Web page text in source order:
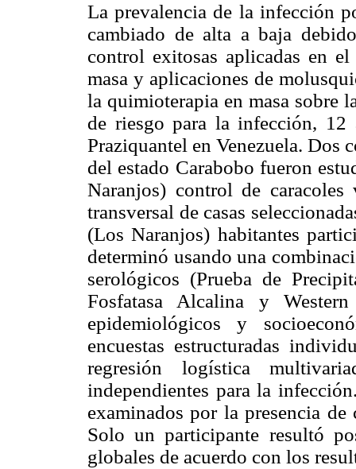
La prevalencia de la infección
cambiado de alta a baja
control exitosas aplicadas en
masa y aplicaciones de
la quimioterapia en masa sobre
de riesgo para la infección,
Praziquantel en Venezuela. Dos
del estado Carabobo fueron
Naranjos) control de
transversal de casas
(Los Naranjos) habitantes
determinó usando una
serológicos (Prueba de
Fosfatasa Alcalina y
epidemiológicos y
encuestas estructuradas
regresión logística
independientes para la
examinados por la presencia
Solo un participante resultó
globales de acuerdo con los